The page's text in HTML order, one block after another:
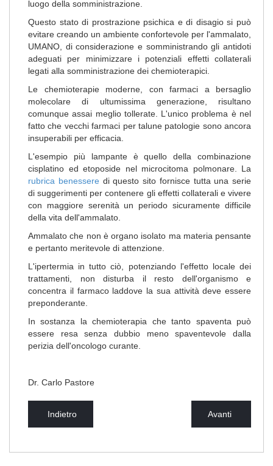
luogo della somministrazione.
Questo stato di prostrazione psichica e di disagio si può
evitare creando un ambiente confortevole per l'ammalato,
UMANO, di considerazione e somministrando gli antidoti
adeguati per minimizzare i potenziali effetti collaterali
legati alla somministrazione dei chemioterapici.
Le chemioterapie moderne, con farmaci a bersaglio
molecolare di ultumissima generazione, risultano
comunque assai meglio tollerate. L'unico problema è nel
fatto che vecchi farmaci per talune patologie sono ancora
insuperabili per efficacia.
L'esempio più lampante è quello della combinazione
cisplatino ed etoposide nel microcitoma polmonare. La
rubrica benessere di questo sito fornisce tutta una serie
di suggerimenti per contenere gli effetti collaterali e vivere
con maggiore serenità un periodo sicuramente difficile
della vita dell'ammalato.
Ammalato che non è organo isolato ma materia pensante
e pertanto meritevole di attenzione.
L'ipertermia in tutto ciò, potenziando l'effetto locale dei
trattamenti, non disturba il resto dell'organismo e
concentra il farmaco laddove la sua attività deve essere
preponderante.
In sostanza la chemioterapia che tanto spaventa può
essere resa senza dubbio meno spaventevole dalla
perizia dell'oncologo curante.
Dr. Carlo Pastore
Indietro Avanti